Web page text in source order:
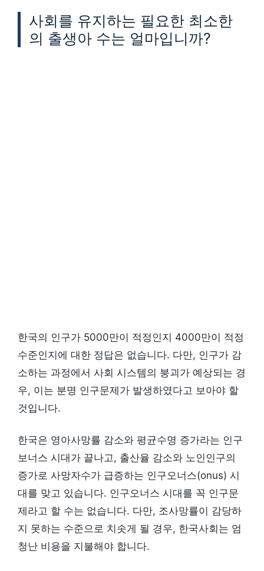
사회를 유지하는 필요한 최소한
의 출생아 수는 얼마입니까?
한국의 인구가 5000만이 적정인지 4000만이 적정
수준인지에 대한 정답은 없습니다. 다만, 인구가 감
소하는 과정에서 사회 시스템의 붕괴가 예상되는 경
우, 이는 분명 인구문제가 발생하였다고 보아야 할
것입니다.
한국은 영아사망률 감소와 평균수명 증가라는 인구
보너스 시대가 끝나고, 출산율 감소와 노인인구의
증가로 사망자수가 급증하는 인구오너스(onus) 시
대를 맞고 있습니다. 인구오너스 시대를 꼭 인구문
제라고 할 수는 없습니다. 다만, 조사망률이 감당하
지 못하는 수준으로 치솟게 될 경우, 한국사회는 엄
청난 비용을 지불해야 합니다.